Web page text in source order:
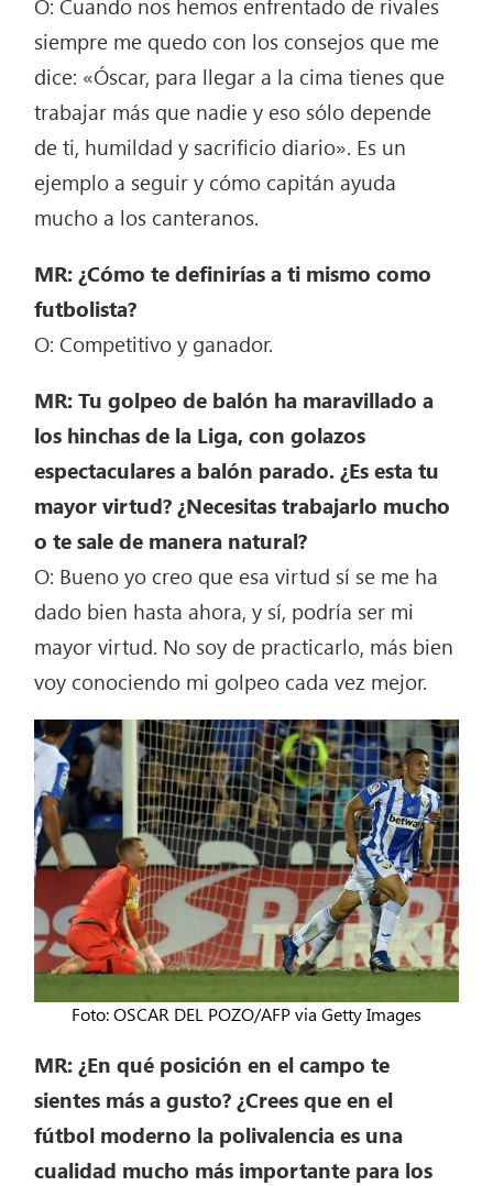
siempre me quedo con los consejos que me
dice: «Óscar, para llegar a la cima tienes que
trabajar más que nadie y eso sólo depende
de ti, humildad y sacrificio diario». Es un
ejemplo a seguir y cómo capitán ayuda
mucho a los canteranos.
MR: ¿Cómo te definirías a ti mismo como
futbolista?
O: Competitivo y ganador.
MR: Tu golpeo de balón ha maravillado a
los hinchas de la Liga, con golazos
espectaculares a balón parado. ¿Es esta tu
mayor virtud? ¿Necesitas trabajarlo mucho
o te sale de manera natural?
O: Bueno yo creo que esa virtud sí se me ha
dado bien hasta ahora, y sí, podría ser mi
mayor virtud. No soy de practicarlo, más bien
voy conociendo mi golpeo cada vez mejor.
Foto: OSCAR DEL POZO/AFP via Getty Images
MR: ¿En qué posición en el campo te
sientes más a gusto? ¿Crees que en el
fútbol moderno la polivalencia es una
cualidad mucho más importante para los